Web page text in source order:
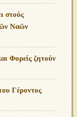
στούς
Ναῶν
Φορείς ζητούν
Γέροντος